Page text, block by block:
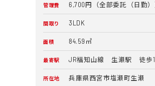
管理費 6,700円（全部委託（日勤）
間取り 3LDK
面積 84.59㎡
最寄駅 JR福知山線 生瀬駅 徒歩
所在地 兵庫県西宮市塩瀬町生瀬